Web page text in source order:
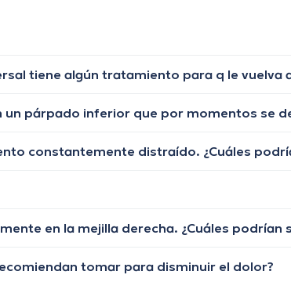
tomar para disminuir el dolor?